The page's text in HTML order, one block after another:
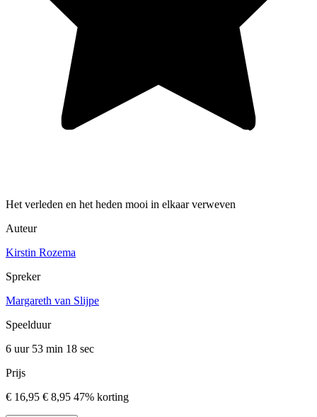
Het verleden en het heden mooi in elkaar verweven
Auteur
Kirstin Rozema
Spreker
Margareth van Slijpe
Speelduur
6 uur 53 min 18 sec
Prijs
€ 16,95 € 8,95 47% korting